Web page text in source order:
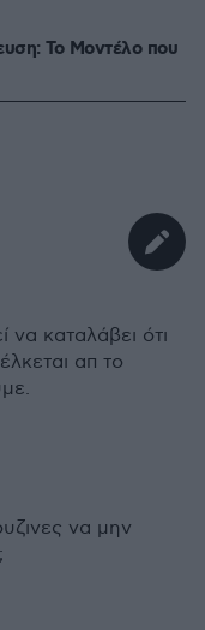
Το Mοντέλο που
καταλάβει ότι
απ το
να μην